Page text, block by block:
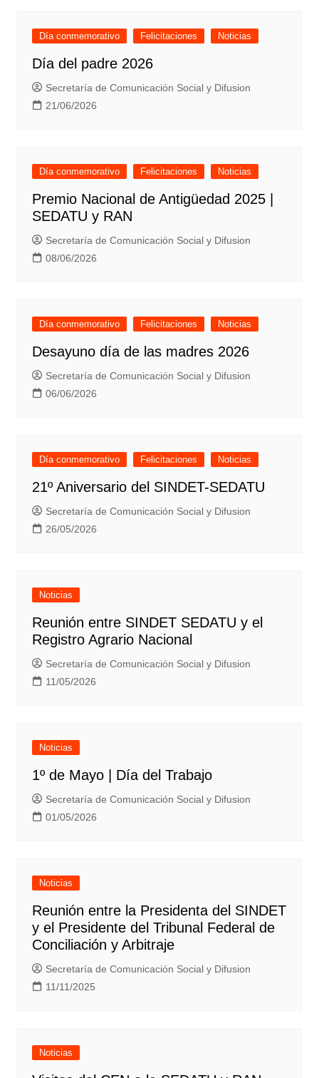
Día conmemorativo Felicitaciones Noticias
Día del padre 2026
Secretaría de Comunicación Social y Difusion
21/06/2026
Día conmemorativo Felicitaciones Noticias
Premio Nacional de Antigüedad 2025 |
SEDATU y RAN
Secretaría de Comunicación Social y Difusion
08/06/2026
Día conmemorativo Felicitaciones Noticias
Desayuno día de las madres 2026
Secretaría de Comunicación Social y Difusion
06/06/2026
Día conmemorativo Felicitaciones Noticias
21º Aniversario del SINDET-SEDATU
Secretaría de Comunicación Social y Difusion
26/05/2026
Noticias
Reunión entre SINDET SEDATU y el
Registro Agrario Nacional
Secretaría de Comunicación Social y Difusion
11/05/2026
Noticias
1º de Mayo | Día del Trabajo
Secretaría de Comunicación Social y Difusion
01/05/2026
Noticias
Reunión entre la Presidenta del SINDET
y el Presidente del Tribunal Federal de
Conciliación y Arbitraje
Secretaría de Comunicación Social y Difusion
11/11/2025
Noticias